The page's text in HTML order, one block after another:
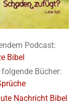
Podcast:
Bibel
Bücher:
Nachricht Bibel